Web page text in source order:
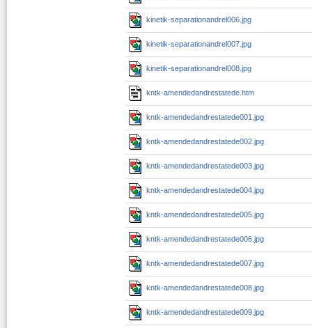
kinetik-separationandrel006.jpg
kinetik-separationandrel007.jpg
kinetik-separationandrel008.jpg
kntk-amendedandrestatede.htm
kntk-amendedandrestatede001.jpg
kntk-amendedandrestatede002.jpg
kntk-amendedandrestatede003.jpg
kntk-amendedandrestatede004.jpg
kntk-amendedandrestatede005.jpg
kntk-amendedandrestatede006.jpg
kntk-amendedandrestatede007.jpg
kntk-amendedandrestatede008.jpg
kntk-amendedandrestatede009.jpg